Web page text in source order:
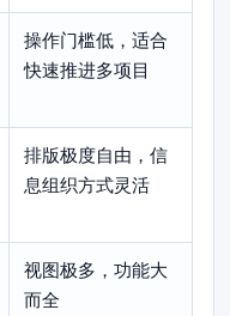
操作门槛低，适合
快速推进多项目
排版极度自由，信
息组织方式灵活
视图极多，功能大
而全